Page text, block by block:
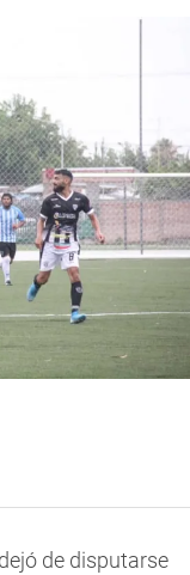
de disputarse